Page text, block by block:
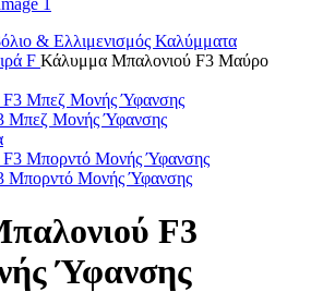
& Ελλιμενισμός Καλύμματα
F Κάλυμμα Μπαλονιού F3 Μαύρο
Μπεζ Μονής Ύφανσης
Μπορντό Μονής Ύφανσης
F3
Ύφανσης